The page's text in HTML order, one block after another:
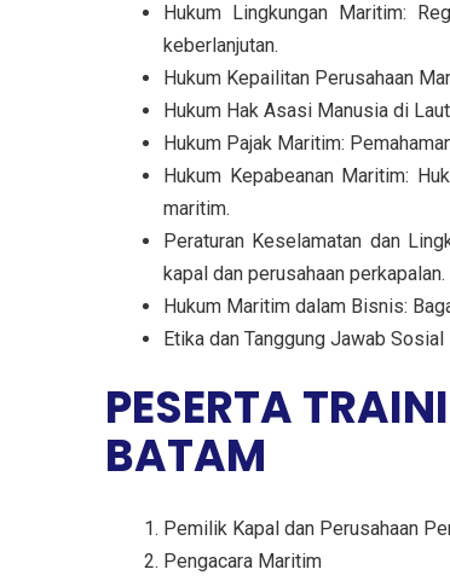
Hukum Lingkungan Maritim:
keberlanjutan.
Hukum Kepailitan Perusahaan
Hukum Hak Asasi Manusia di
Hukum Pajak Maritim:
Hukum Kepabeanan Maritim:
maritim.
Peraturan Keselamatan dan
kapal dan perusahaan perkapalan.
Hukum Maritim dalam Bisnis:
Etika dan Tanggung Jawab
PESERTA
BATAM
Pemilik Kapal dan Perusahaan
Pengacara Maritim